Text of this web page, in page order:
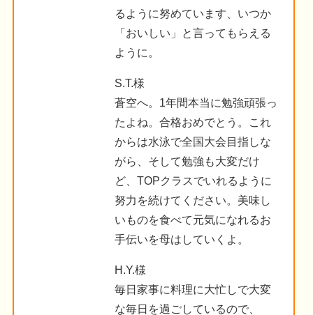
るように努めています、いつか
「おいしい」と言ってもらえる
ように。
S.T.様
蒼空へ。1年間本当に勉強頑張っ
たよね。合格おめでとう。これ
からは水泳で全国大会目指しな
がら、そして勉強も大変だけ
ど、TOPクラスでいれるように
努力を続けてください。美味し
いものを食べて元気になれるお
手伝いを母はしていくよ。
H.Y.様
毎日家事に料理に大忙しで大変
な毎日を過ごしているので、